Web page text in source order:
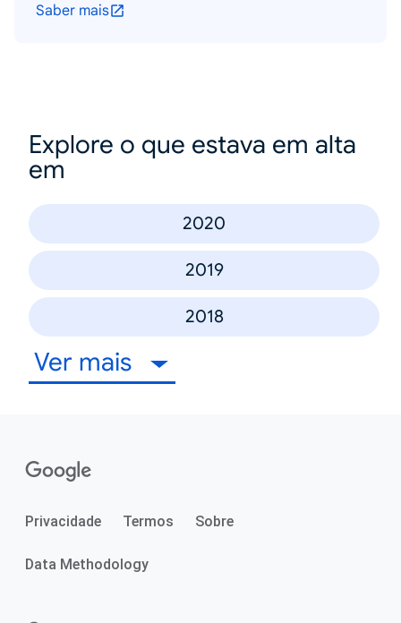
Saber mais
Explore o que estava em alta
em
2020
2019
2018
Ver mais
Privacidade Termos Sobre
Data Methodology